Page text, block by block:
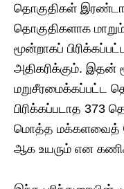
தொகுதிகள்
தொகுதிகளாக
மூன்றாகப்
அதிகரிக்கும். இதன்
மறுசீரமைக்கப்பட்ட
பிரிக்கப்படாத 373
மொத்த மக்களவைத்
ஆக உயரும் என